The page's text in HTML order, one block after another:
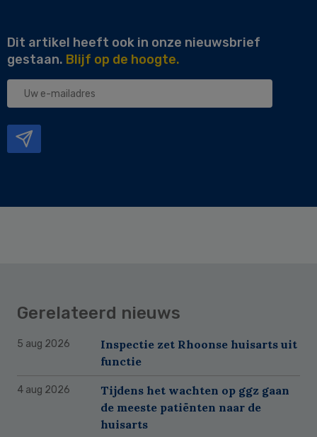
Dit artikel heeft ook in onze nieuwsbrief
gestaan. Blijf op de hoogte.
Uw
Gerelateerd nieuws
5 aug 2026
Inspectie zet Rhoonse huisarts uit
functie
4 aug 2026
Tijdens het wachten op ggz gaan
de meeste patiënten naar de
huisarts